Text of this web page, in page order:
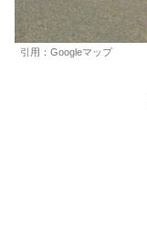
引用：Googleマップ